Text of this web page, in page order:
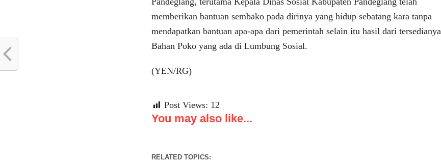
memberikan bantuan sembako pada dirinya yang hidup sebatang kara tanpa
mendapatkan bantuan apa-apa dari pemerintah selain itu hasil dari tersedianya
Bahan Poko yang ada di Lumbung Sosial.
(YEN/RG)
Post Views: 12
You may also like...
RELATED TOPICS: